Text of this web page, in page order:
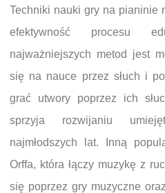
Techniki nauki gry na pianinie
efektywność procesu
najważniejszych metod jest
się na nauce przez słuch i
grać utwory poprzez ich
sprzyja rozwijaniu
najmłodszych lat. Inną
Orffa, która łączy muzykę z
się poprzez gry muzyczne